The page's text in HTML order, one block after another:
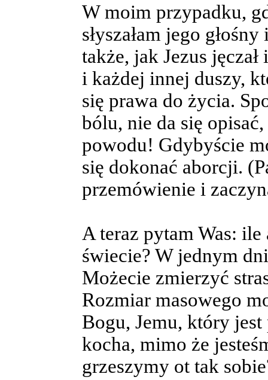
W moim przypadku,
słyszałam jego
także, jak Jezus
i każdej innej duszy,
się prawa do życia.
bólu, nie da się
powodu! Gdybyście
się dokonać aborcji.
przemówienie i
A teraz pytam Was:
świecie? W jednym
Możecie zmierzyć
Rozmiar masowego
Bogu, Jemu, który jest
kocha, mimo że
grzeszymy ot tak